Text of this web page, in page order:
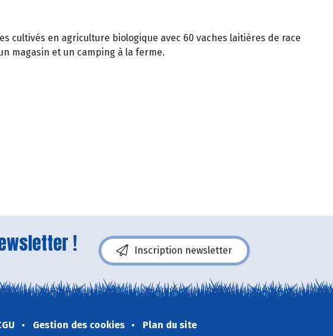
cultivés en agriculture biologique avec 60 vaches laitières de race
magasin et un camping à la ferme.
! Inscription newsletter
Gestion des cookies Plan du site